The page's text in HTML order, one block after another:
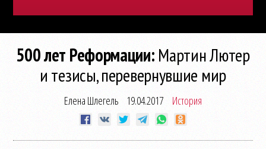
500 лет Реформации: Мартин Лютер
и тезисы, перевернувшие мир
Елена Шлегель 19.04.2017 История